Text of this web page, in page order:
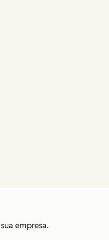
empresa.